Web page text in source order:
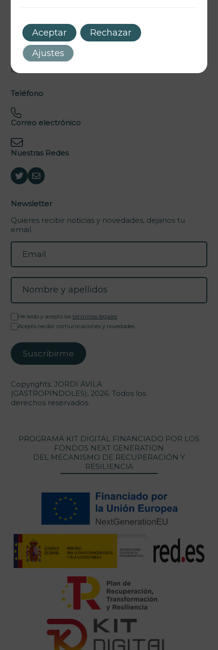
Legal
Política de privacidad
Política de cookies
Aviso legal
Declaración de accesibilidad
Teléfono
Correo electrónico
Nuestras Redes
Newsletter
Quieres recibir noticias y novedades, dejanos tu
email.
He leído y acepto los términos legales
Acepto recibir comunicaciones y novedades
Copyrights. JORDI ÀVILA
(GASTROPINDOLES), 2026. Todos los
derechos reservados.
PROGRAMA KIT DIGITAL FINANCIADO POR LOS
FONDOS NEXT GENERATION
DEL MECANISMO DE RECUPERACIÓN Y
RESILIENCIA
Aceptar
Rechazar
Ajustes